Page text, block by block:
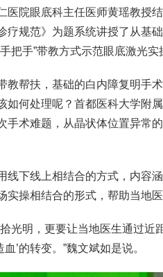
医院眼底科主任医师黄瑶教授
疗规范》为题系统讲授了从基
把手”带教方式示范眼底激光实
教帮扶，基础的白内障复明手
如何处理呢？首都医科大学附
手术难题，从晶状体位置异常
线下线上相结合的方式，内容
实操相结合的形式，帮助当地
光明，更要让当地医生通过近
’的转变。”魏文斌如是说。